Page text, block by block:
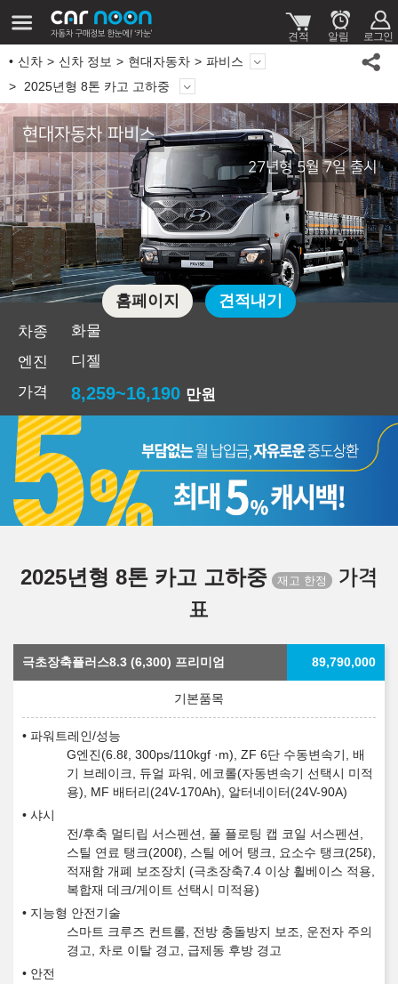
신차 신차 정보 현대자동차
파비스
2025년형 8톤 카고 고하중
현대자동차 파비스
27년형 5월 7일 출시
차종
화물
엔진
디젤
가격
8,259~16,190 만원
홈페이지 견적내기
2025년형 8톤 카고 고하중
가격
표
극초장축플러스8.3 (6,300) 프리미엄 89,790,000
파워트레인/성능
G엔진(6.8ℓ, 300ps/110kgf ·m), ZF 6단 수동변속기, 배
기 브레이크, 듀얼 파워, 에코롤(자동변속기 선택시 미적
용), MF 배터리(24V-170Ah), 알터네이터(24V-90A)
샤시
전/후축 멀티립 서스펜션, 풀 플로팅 캡 코일 서스펜션,
스틸 연료 탱크(200ℓ), 스틸 에어 탱크, 요소수 탱크(25ℓ),
적재함 개폐 보조장치 (극초장축7.4 이상 휠베이스 적용,
복합재 데크/게이트 선택시 미적용)
지능형 안전기술
스마트 크루즈 컨트롤, 전방 충돌방지 보조, 운전자 주의
경고, 차로 이탈 경고, 급제동 후방 경고
안전